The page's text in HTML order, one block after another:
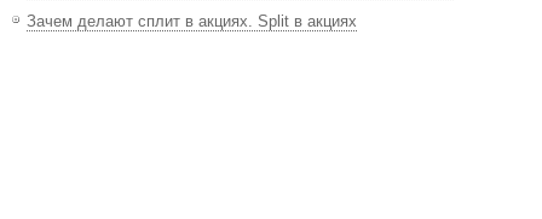
Зачем делают сплит в акциях. Split в акциях